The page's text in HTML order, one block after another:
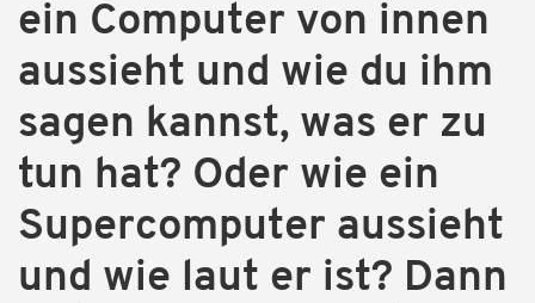
ein Computer von innen
aussieht und wie du ihm
sagen kannst, was er zu
tun hat? Oder wie ein
Supercomputer aussieht
und wie laut er ist? Dann